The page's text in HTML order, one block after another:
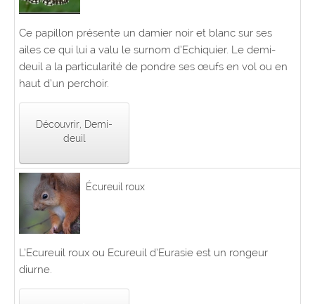
Ce papillon présente un damier noir et blanc sur ses
ailes ce qui lui a valu le surnom d’Echiquier. Le demi-
deuil a la particularité de pondre ses œufs en vol ou en
haut d’un perchoir.
Découvrir, Demi-
deuil
Écureuil roux
L’Ecureuil roux ou Ecureuil d’Eurasie est un rongeur
diurne.